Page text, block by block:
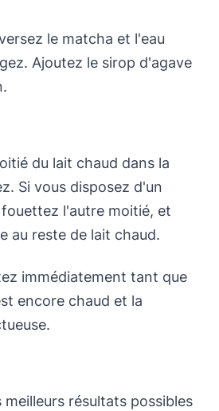
le matcha et l'eau
Ajoutez le sirop d'agave
du lait chaud dans la
Si vous disposez d'un
l'autre moitié, et
au reste de lait chaud.
immédiatement tant que
encore chaud et la
résultats possibles